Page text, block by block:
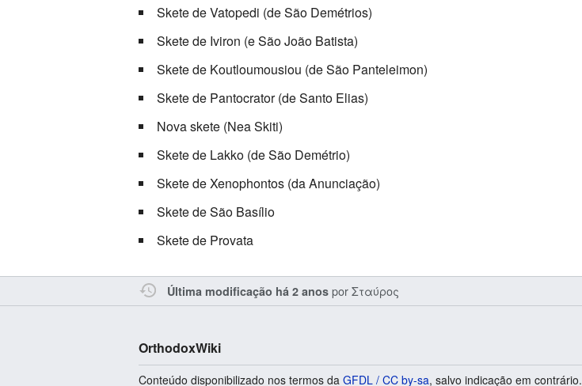
Skete de Vatopedi (de São Demétrios)
Skete de Iviron (e São João Batista)
Skete de Koutloumousiou (de São Panteleimon)
Skete de Pantocrator (de Santo Elias)
Nova skete (Nea Skiti)
Skete de Lakko (de São Demétrio)
Skete de Xenophontos (da Anunciação)
Skete de São Basílio
Skete de Provata
Última modificação há 2 anos porΣταύρος
OrthodoxWiki
Conteúdo disponibilizado nos termos daGFDL / CC by-sa, salvo indicação em contrário.